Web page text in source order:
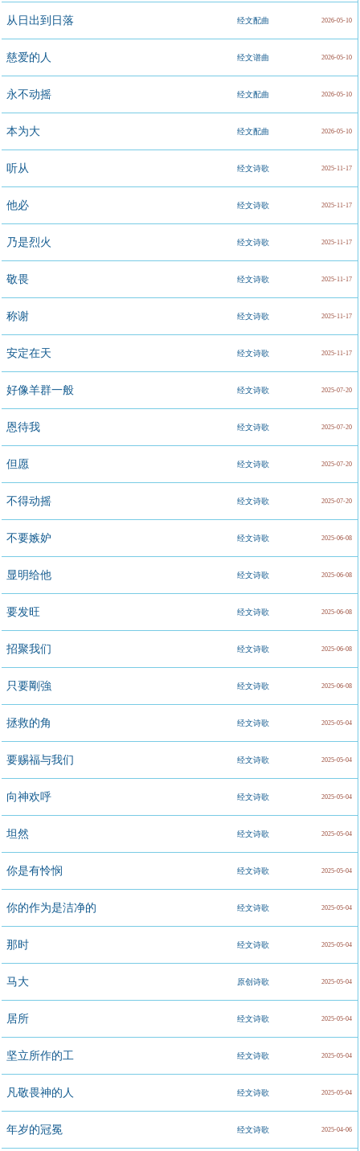
从日出到日落 经文配曲 2026-05-10
慈爱的人 经文谱曲 2026-05-10
永不动摇 经文配曲 2026-05-10
本为大 经文配曲 2026-05-10
听从 经文诗歌 2025-11-17
他必 经文诗歌 2025-11-17
乃是烈火 经文诗歌 2025-11-17
敬畏 经文诗歌 2025-11-17
称谢 经文诗歌 2025-11-17
安定在天 经文诗歌 2025-11-17
好像羊群一般 经文诗歌 2025-07-20
恩待我 经文诗歌 2025-07-20
但愿 经文诗歌 2025-07-20
不得动摇 经文诗歌 2025-07-20
不要嫉妒 经文诗歌 2025-06-08
显明给他 经文诗歌 2025-06-08
要发旺 经文诗歌 2025-06-08
招聚我们 经文诗歌 2025-06-08
只要剛強 经文诗歌 2025-06-08
拯救的角 经文诗歌 2025-05-04
要赐福与我们 经文诗歌 2025-05-04
向神欢呼 经文诗歌 2025-05-04
坦然 经文诗歌 2025-05-04
你是有怜悯 经文诗歌 2025-05-04
你的作为是洁净的 经文诗歌 2025-05-04
那时 经文诗歌 2025-05-04
马大 原创诗歌 2025-05-04
居所 经文诗歌 2025-05-04
坚立所作的工 经文诗歌 2025-05-04
凡敬畏神的人 经文诗歌 2025-05-04
年岁的冠冕 经文诗歌 2025-04-06